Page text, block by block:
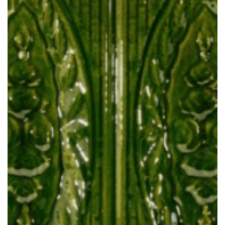
CAHLE DE TERACOTĂ MACON